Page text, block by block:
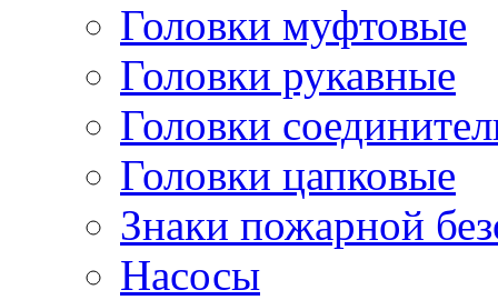
Головки муфтовые
Головки рукавные
Головки
Головки цапковые
Знаки пожарной
Насосы